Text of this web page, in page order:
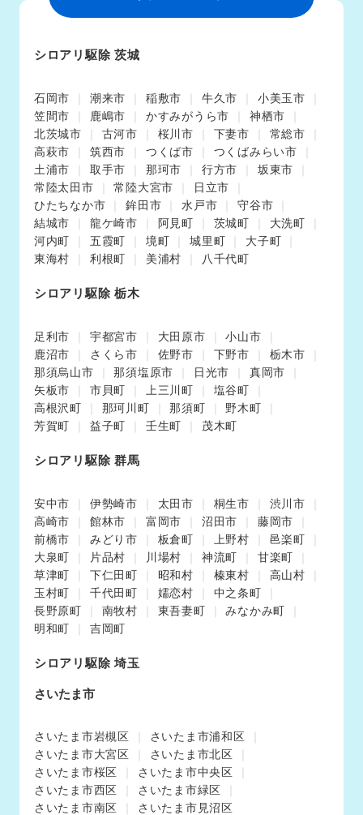
シロアリ駆除 茨城
石岡市 潮来市 稲敷市 牛久市
小美玉市
笠間市
鹿嶋市 かすみがうら市
神栖市
北茨城市
古河市 桜川市 下妻市
常総市
高萩市
筑西市 つくば市
つくばみらい市
土浦市
取手市 那珂市 行方市
坂東市
常陸太田市
常陸大宮市
日立市
ひたちなか市
鉾田市 水戸市
守谷市
結城市
龍ケ崎市 阿見町 茨城町
大洗町
河内町
五霞町 境町 城里町
大子町
東海村
利根町 美浦村 八千代町
シロアリ駆除 栃木
足利市 宇都宮市 大田原市
小山市
鹿沼市
さくら市 佐野市 下野市
栃木市
那須烏山市
那須塩原市 日光市
真岡市
矢板市
市貝町 上三川町
塩谷町
高根沢町
那珂川町 那須町
野木町
芳賀町
益子町 壬生町 茂木町
シロアリ駆除 群馬
安中市 伊勢崎市 太田市 桐生市
渋川市
高崎市
館林市 富岡市 沼田市
藤岡市
前橋市
みどり市 板倉町 上野村
邑楽町
大泉町
片品村 川場村 神流町
甘楽町
草津町
下仁田町 昭和村 榛東村
高山村
玉村町
千代田町 嬬恋村
中之条町
長野原町
南牧村 東吾妻町
みなかみ町
明和町
吉岡町
シロアリ駆除 埼玉
さいたま市
さいたま市岩槻区
さいたま市浦和区
さいたま市大宮区
さいたま市北区
さいたま市桜区
さいたま市中央区
さいたま市西区
さいたま市緑区
さいたま市南区
さいたま市見沼区